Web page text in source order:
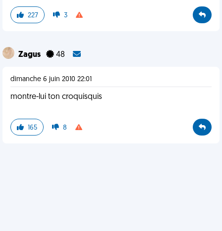
227 3
Zagus 48
dimanche 6 juin 2010 22:01
montre-lui ton croquisquis
165 8